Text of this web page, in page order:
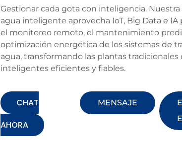
Gestionar cada gota con inteligencia.
agua inteligente aprovecha IoT, Big Data e IA
el monitoreo remoto, el mantenimiento
optimización energética de los sistemas de
agua, transformando las plantas tradicionales
inteligentes eficientes y fiables.
CHAT
AHORA
MENSAJE